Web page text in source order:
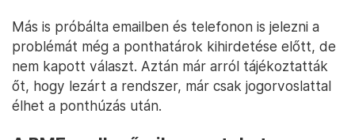
Más is próbálta emailben és telefonon is jelezni a
problémát még a ponthatárok kihirdetése előtt, de
nem kapott választ. Aztán már arról tájékoztatták
őt, hogy lezárt a rendszer, már csak jogorvoslattal
élhet a ponthúzás után.